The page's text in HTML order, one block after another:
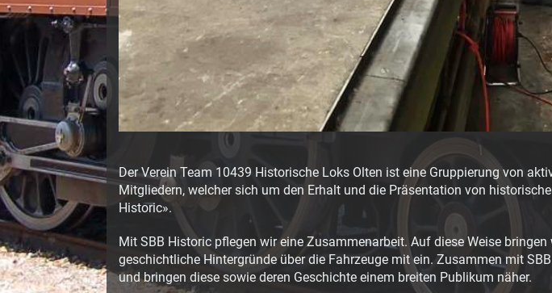
Der Verein Team 10439 Historische Loks Olten ist eine Gruppierung von
Mitgliedern, welcher sich um den Erhalt und die Präsentation von
Historic».
Mit SBB Historic pflegen wir eine Zusammenarbeit. Auf diese Weise
geschichtliche Hintergründe über die Fahrzeuge mit ein. Zusammen mit
und bringen diese sowie deren Geschichte einem breiten Publikum näher.